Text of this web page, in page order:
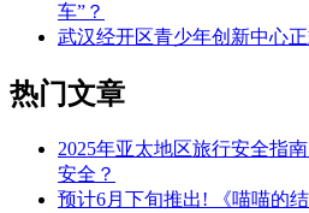
车”？
武汉经开区青少年创新中心
热门文章
2025年亚太地区旅行安全指
安全？
预计6月下旬推出! 《喵喵的